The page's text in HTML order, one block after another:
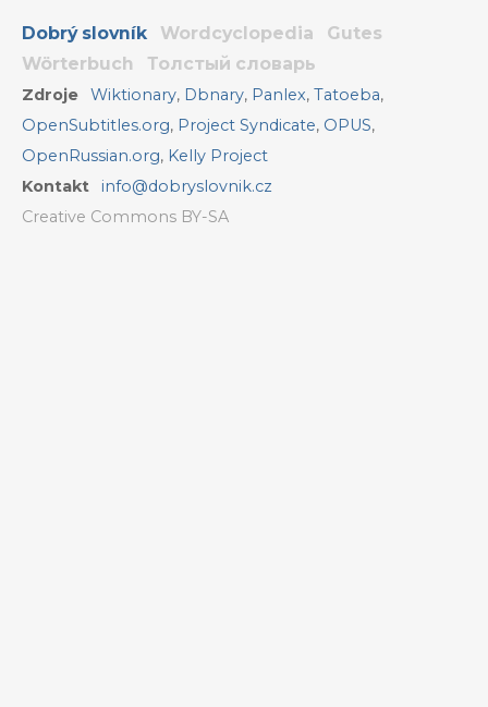
Dobrý slovník Wordcyclopedia
Gutes
Wörterbuch
Толстый словарь
Zdroje Wiktionary, Dbnary, Panlex,Tatoeba,
OpenSubtitles.org, Project Syndicate, OPUS,
OpenRussian.org, Kelly Project
Kontakt
info@dobryslovnik.cz
Creative Commons BY-SA